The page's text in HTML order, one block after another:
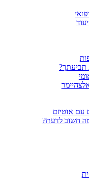
תביעתך?
עם אוטיזם
מה חשוב לדעת?